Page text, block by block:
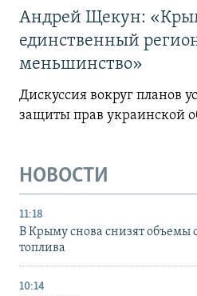
Андрей Щекун:
единственный
меньшинство»
Дискуссия вокруг планов
защиты прав украинской
НОВОСТИ
11:18
В Крыму снова снизят объемы
топлива
10:14